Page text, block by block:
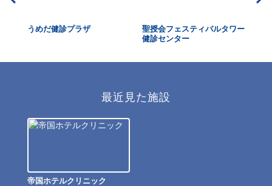
うめだ健診プラザ
聖授会フェスティバルタワー
健診センター
最近見た施設
帝国ホテルクリニック